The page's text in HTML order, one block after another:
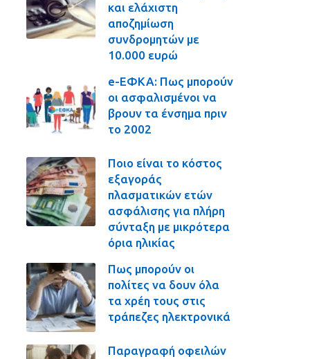
και ελάχιστη
αποζημίωση
συνδρομητών με
10.000 ευρώ
e-ΕΦΚΑ: Πως μπορούν
οι ασφαλισμένοι να
βρουν τα ένσημα πριν
το 2002
Ποιο είναι το κόστος
εξαγοράς
πλασματικών ετών
ασφάλισης για πλήρη
σύνταξη με μικρότερα
όρια ηλικίας
Πως μπορούν οι
πολίτες να δουν όλα
τα χρέη τους στις
τράπεζες ηλεκτρονικά
Παραγραφή οφειλών